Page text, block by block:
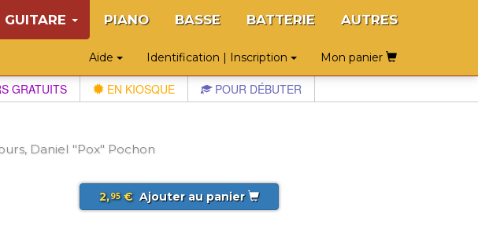
GUITARE PIANO BASSE BATTERIE AUTRES
Aide Identification | Inscription Mon panier
GRATUITS EN KIOSQUE POUR DÉBUTER
Daniel "Pox" Pochon
2,95€ Ajouter au panier